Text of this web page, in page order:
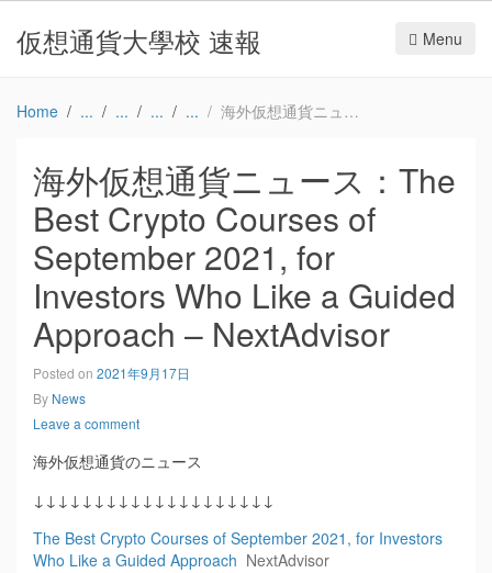
仮想通貨大學校 速報 Menu
Home 海外仮想通貨ニュース：The Best Crypto Courses of September 2021, for Investors Who Like a Guided Approach – NextAdvisor
海外仮想通貨ニュース：The
Best Crypto Courses of
September 2021, for
Investors Who Like a Guided
Approach – NextAdvisor
Posted on 2021年9月17日
By News
Leave a comment
海外仮想通貨のニュース
↓↓↓↓↓↓↓↓↓↓↓↓↓↓↓↓↓↓↓↓
The Best Crypto Courses of September 2021, for Investors
Who Like a Guided Approach NextAdvisor